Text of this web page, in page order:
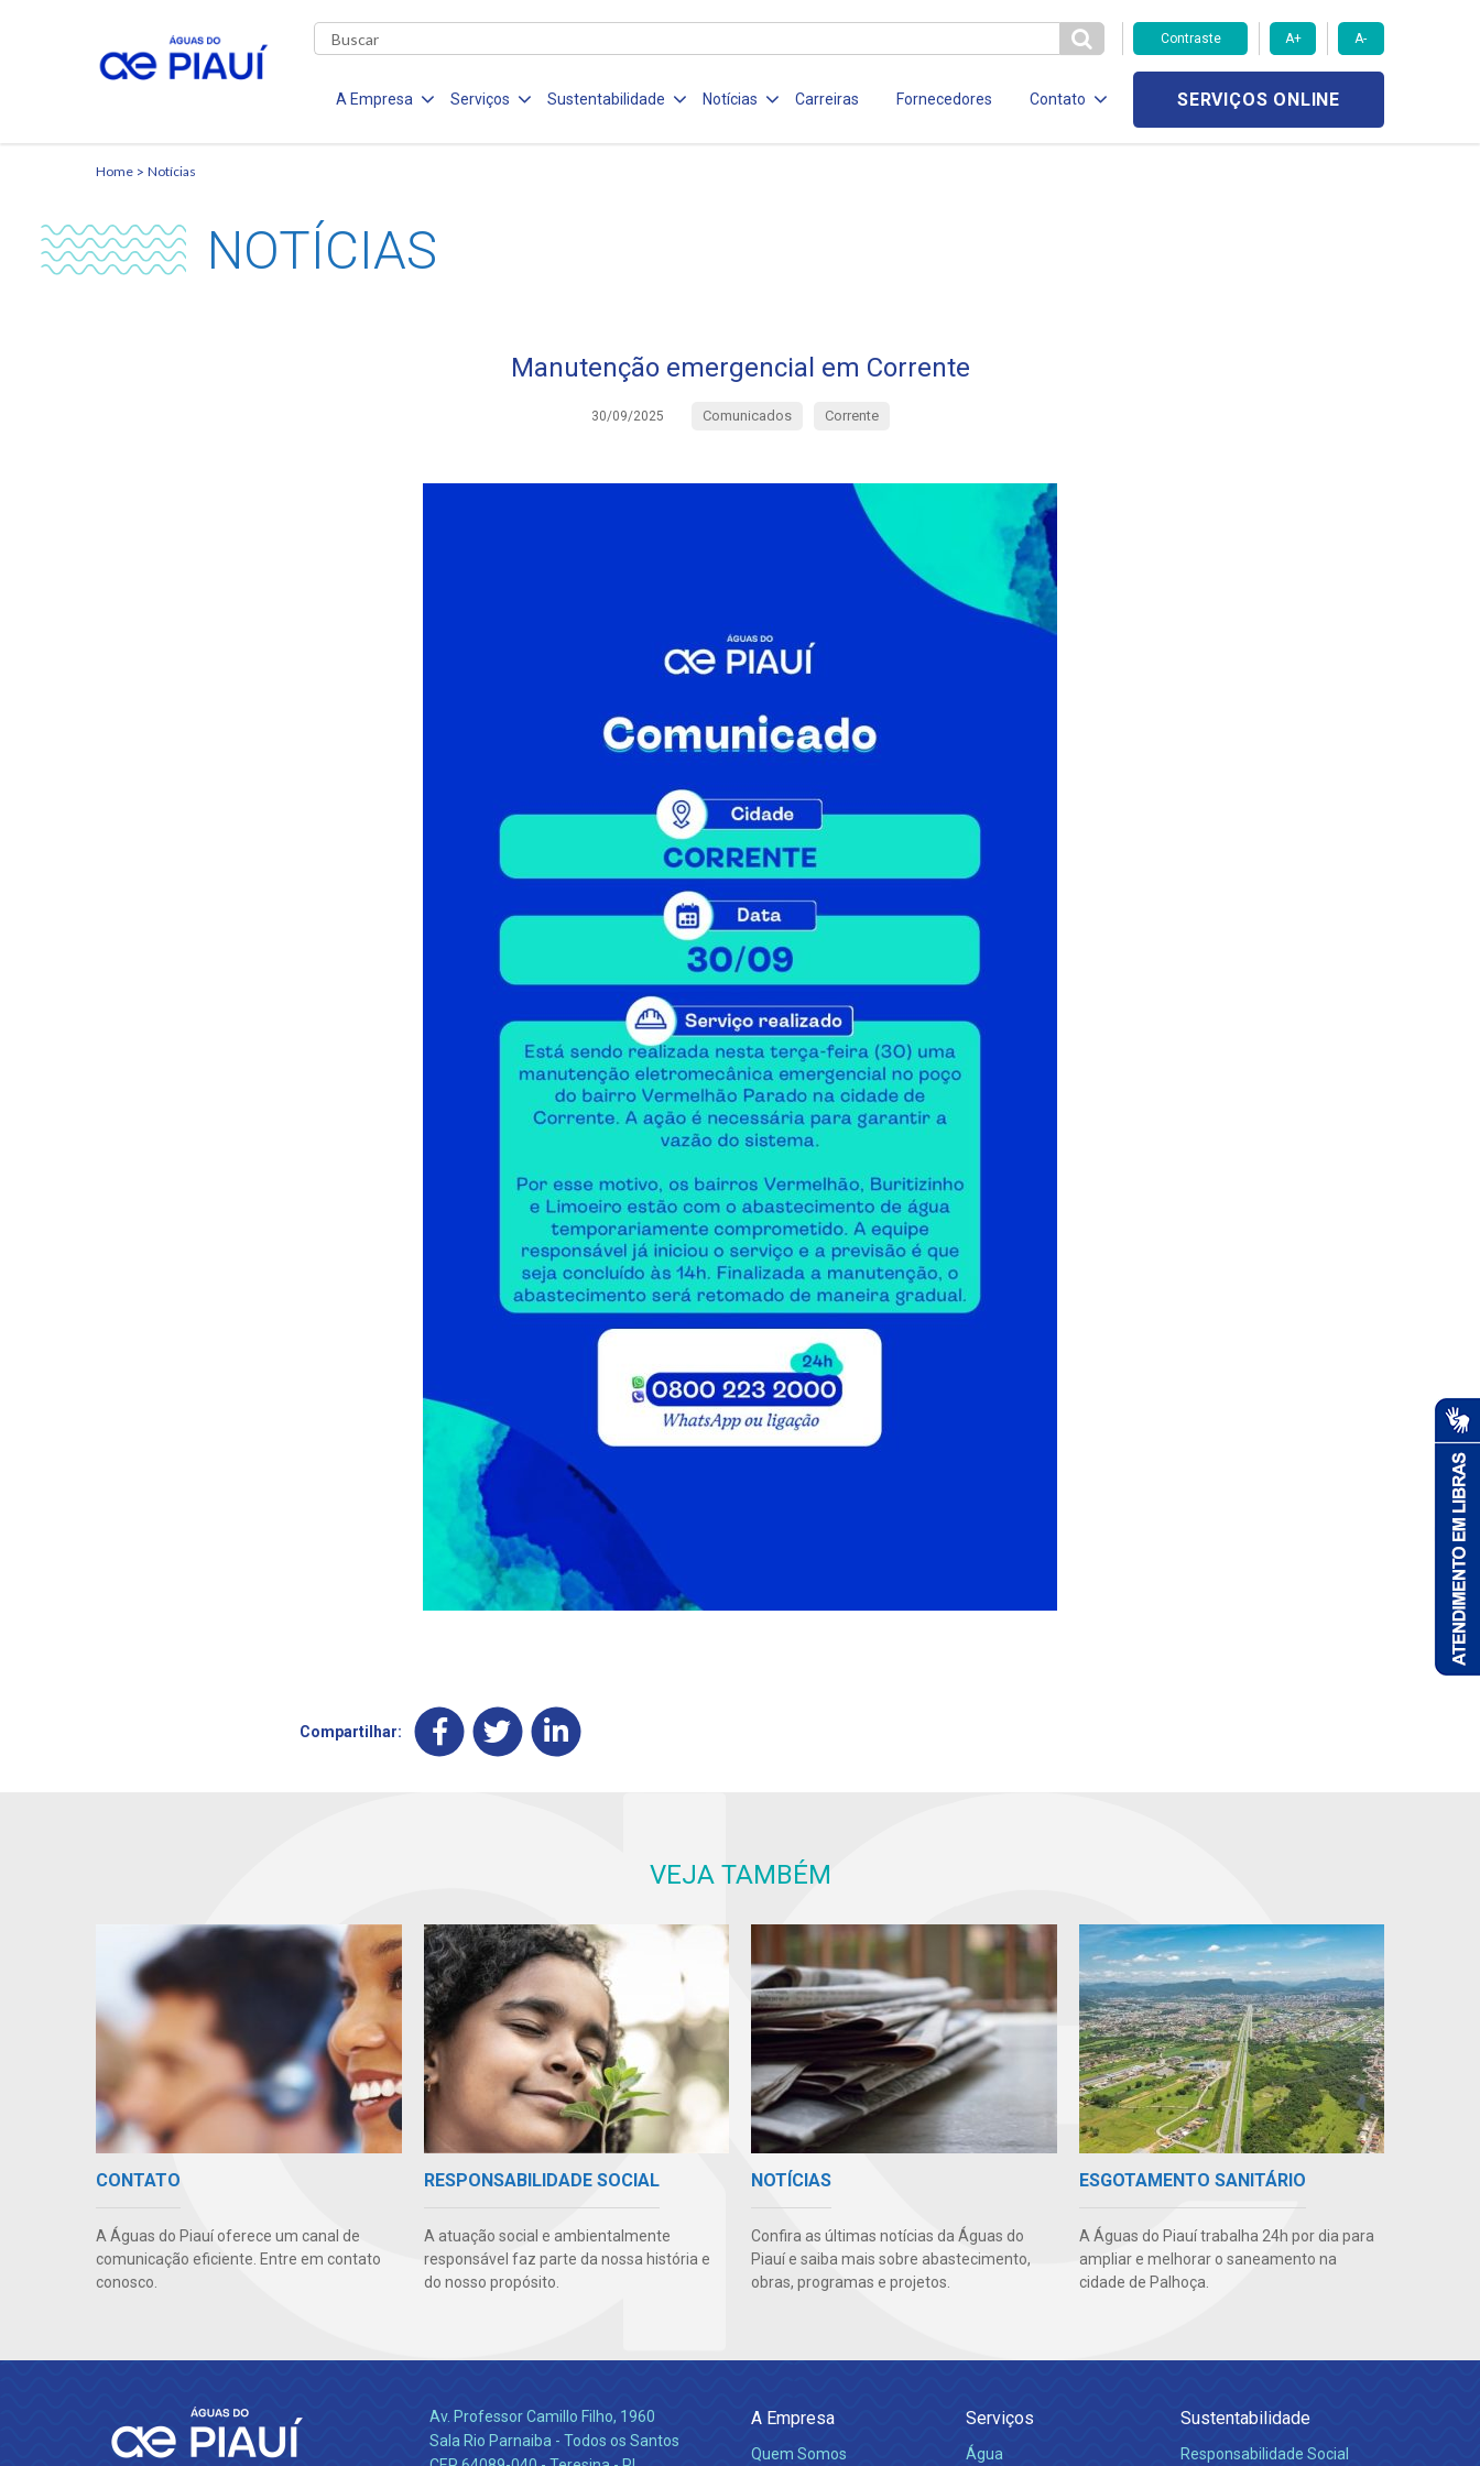
Contraste A+ A-
A Empresa Serviços Sustentabilidade Notícias Carreiras Fornecedores Contato SERVIÇOS ONLINE
Home Notícias
NOTÍCIAS
Manutenção emergencial em Corrente
30/09/2025 Comunicados Corrente
Compartilhar:
VEJA TAMBÉM
CONTATO
A Águas do Piauí oferece um canal de
comunicação eficiente. Entre em contato
conosco.
RESPONSABILIDADE SOCIAL
A atuação social e ambientalmente
responsável faz parte da nossa história e
do nosso propósito.
NOTÍCIAS
Confira as últimas notícias da Águas do
Piauí e saiba mais sobre abastecimento,
obras, programas e projetos.
ESGOTAMENTO SANITÁRIO
A Águas do Piauí trabalha 24h por dia para
ampliar e melhorar o saneamento na
cidade de Palhoça.
Av. Professor Camillo Filho, 1960
Sala Rio Parnaiba - Todos os Santos
A Empresa
Quem Somos
Serviços
Água
Sustentabilidade
Responsabilidade Social